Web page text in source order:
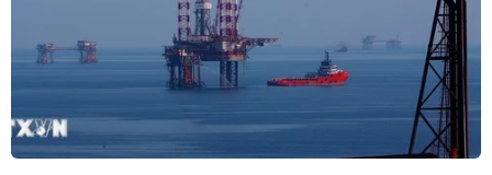
Ấn Độ kêu gọi Pakistan xem xét lại việc hạ
cấp quan hệ ngoại giao
09/08/2019 06:09
Bộ Ngoại giao Ấn Độ nêu rõ Ấn Độ "lấy làm tiếc" về
quyết định trên của Pakistan, đồng thời kêu gọi